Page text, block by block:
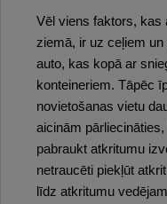
Vēl viens faktors, kas
ziemā, ir uz ceļiem
auto, kas kopā ar
konteineriem. Tāpēc
novietošanas vietu
aicinām
pabraukt atkritumu
netraucēti piekļūt
līdz atkritumu